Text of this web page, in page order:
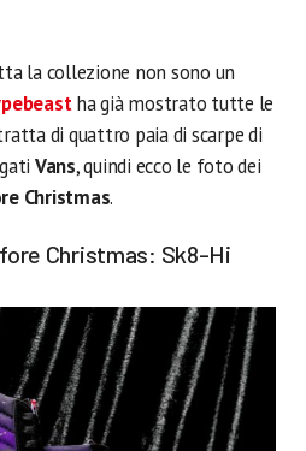
la collezione non sono un
ha già mostrato tutte le
di quattro paia di scarpe di
Vans, quindi ecco le foto dei
Christmas.
Christmas: Sk8-Hi